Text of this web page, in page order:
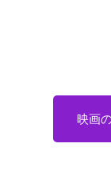
映画